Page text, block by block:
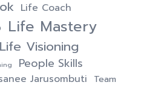
Life Coach
Life Mastery
Life Visioning
People Skills
Jarusombuti Team